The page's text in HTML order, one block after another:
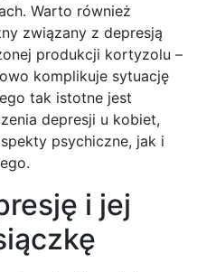
Warto również
związany z depresją
produkcji kortyzolu –
komplikuje sytuację
tak istotne jest
depresji u kobiet,
psychiczne, jak i
i jej